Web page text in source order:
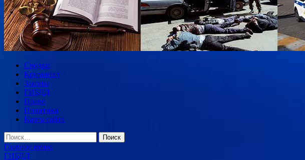
Сводки
Криминал
Законы
ГИБДД
Право
Политика
Карта сайта
Найти:
Главное меню
ГИБДД